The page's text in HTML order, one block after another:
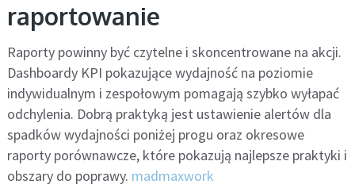
raportowanie
Raporty powinny być czytelne i skoncentrowane na akcji.
Dashboardy KPI pokazujące wydajność na poziomie
indywidualnym i zespołowym pomagają szybko wyłapać
odchylenia. Dobrą praktyką jest ustawienie alertów dla
spadków wydajności poniżej progu oraz okresowe
raporty porównawcze, które pokazują najlepsze praktyki i
obszary do poprawy. madmaxwork